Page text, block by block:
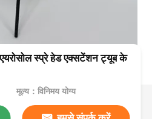
स्प्रे हेड एक्सटेंशन ट्यूब के
मूल्य：विनिमय योग्य